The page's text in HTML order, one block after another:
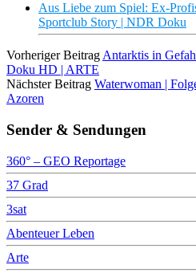
Aus Liebe zum Spiel: Ex-
Sportclub Story | NDR Doku
Vorheriger Beitrag Antarktis in
Doku HD | ARTE
Nächster Beitrag Waterwoman |
Azoren
Sender & Sendungen
360° – GEO Reportage
37 Grad
3sat
Abenteuer Leben
Arte